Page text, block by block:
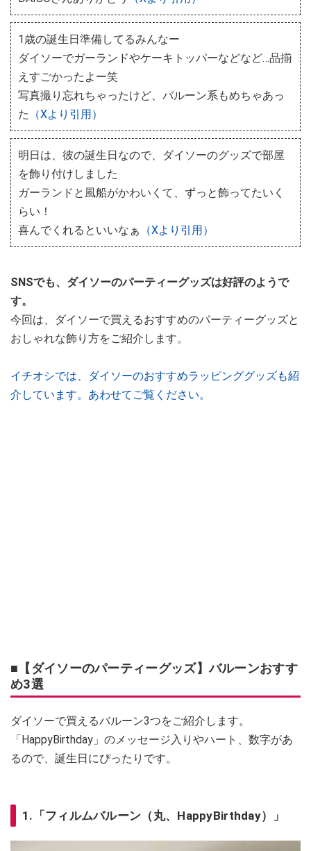
1歳の誕生日準備してるみんなー
ダイソーでガーランドやケーキトッパーなどなど…品揃
えすごかったよー笑
写真撮り忘れちゃったけど、バルーン系もめちゃあっ
た
（Xより引用）
明日は、彼の誕生日なので、ダイソーのグッズで部屋
を飾り付けしました
ガーランドと風船がかわいくて、ずっと飾ってたいく
らい！
喜んでくれるといいなぁ
（Xより引用）
SNSでも、ダイソーのパーティーグッズは好評のようで
す。
今回は、ダイソーで買えるおすすめのパーティーグッズと
おしゃれな飾り方をご紹介します。
イチオシでは、ダイソーのおすすめラッピンググッズも紹
介しています。あわせてご覧ください。
■【ダイソーのパーティーグッズ】バルーンおすす
め3選
ダイソーで買えるバルーン3つをご紹介します。
「HappyBirthday」のメッセージ入りやハート、数字があ
るので、誕生日にぴったりです。
1.「フィルムバルーン（丸、HappyBirthday）」